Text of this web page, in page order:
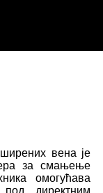
вена је
​​за смањење
омогућава